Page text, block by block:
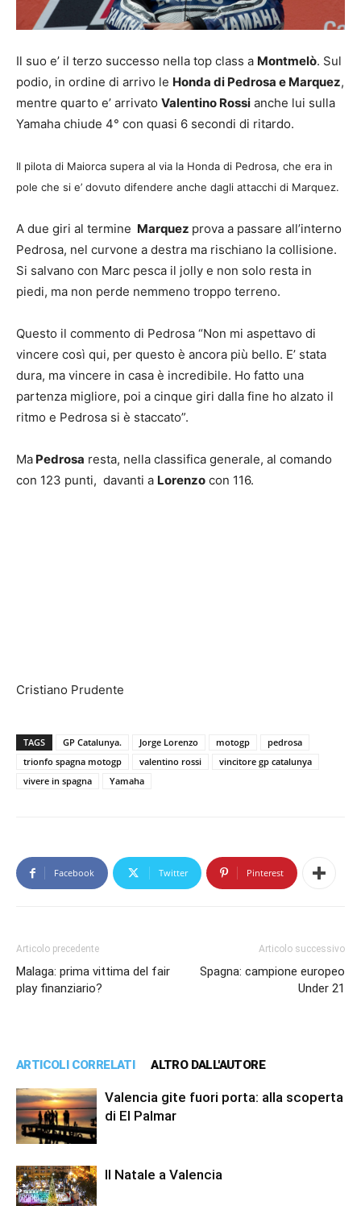
Il suo e’ il terzo successo nella top class a Montmelò. Sul
podio, in ordine di arrivo le Honda di Pedrosa e Marquez,
mentre quarto e’ arrivato Valentino Rossi anche lui sulla
Yamaha chiude 4° con quasi 6 secondi di ritardo.
Il pilota di Maiorca supera al via la Honda di Pedrosa, che era in
pole che si e’ dovuto difendere anche dagli attacchi di Marquez.
A due giri al termine Marquez prova a passare all’interno
Pedrosa, nel curvone a destra ma rischiano la collisione.
Si salvano con Marc pesca il jolly e non solo resta in
piedi, ma non perde nemmeno troppo terreno.
Questo il commento di Pedrosa “Non mi aspettavo di
vincere così qui, per questo è ancora più bello. E’ stata
dura, ma vincere in casa è incredibile. Ho fatto una
partenza migliore, poi a cinque giri dalla fine ho alzato il
ritmo e Pedrosa si è staccato”.
Ma Pedrosa resta, nella classifica generale, al comando
con 123 punti, davanti a Lorenzo con 116.
Cristiano Prudente
TAGS GP Catalunya. Jorge Lorenzo motogp
pedrosa
trionfo spagna motogp
valentino rossi
vincitore gp catalunya
vivere in spagna
Yamaha
Facebook Twitter Pinterest
Articolo precedente
Malaga: prima vittima del fair
play finanziario?
Articolo successivo
Spagna: campione europeo
Under 21
ARTICOLI CORRELATI ALTRO DALL'AUTORE
Valencia gite fuori porta: alla scoperta
di El Palmar
Il Natale a Valencia